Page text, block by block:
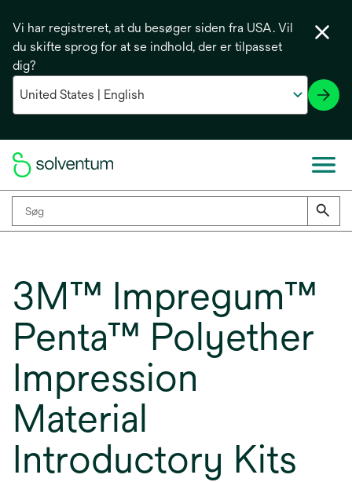
Vi har registreret, at du besøger siden fra USA. Vil
du skifte sprog for at se indhold, der er tilpasset
dig?
3M™ Impregum™
Penta™ Polyether
Impression
Material
Introductory Kits